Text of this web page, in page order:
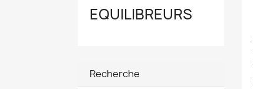
EQUILIBREURS
Recherche